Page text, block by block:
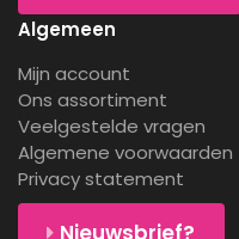
Algemeen
Mijn account
Ons assortiment
Veelgestelde vragen
Algemene voorwaarden
Privacy statement